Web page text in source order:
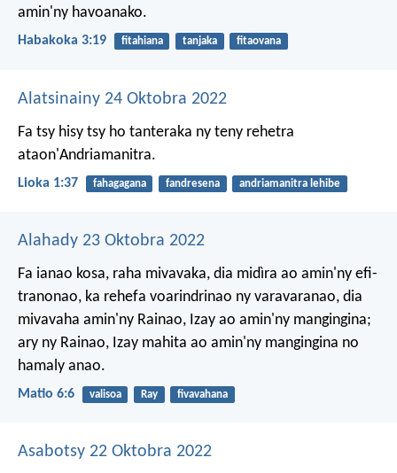
amin'ny havoanako.
Habakoka 3:19 fitahiana tanjaka fitaovana
Alatsinainy 24 Oktobra 2022
Fa tsy hisy tsy ho tanteraka ny teny rehetra
ataon'Andriamanitra.
Lioka 1:37 fahagagana fandresena andriamanitra lehibe
Alahady 23 Oktobra 2022
Fa ianao kosa, raha mivavaka, dia midìra ao amin'ny efi-
tranonao, ka rehefa voarindrinao ny varavaranao, dia
mivavaha amin'ny Rainao, Izay ao amin'ny mangingina;
ary ny Rainao, Izay mahita ao amin'ny mangingina no
hamaly anao.
Matio 6:6 valisoa Ray fivavahana
Asabotsy 22 Oktobra 2022